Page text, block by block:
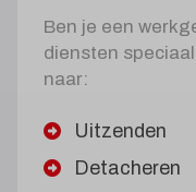
Ben je een
diensten
naar:
Uitzenden
Detacheren